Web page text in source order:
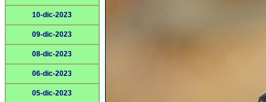
10-dic-2023
09-dic-2023
08-dic-2023
06-dic-2023
05-dic-2023